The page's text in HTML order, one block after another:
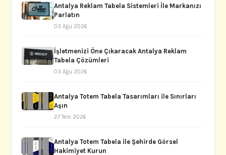
Antalya Reklam Tabela Sistemleri İle Markanızı
Parlatın
03 Ağu 2026
İşletmenizi Öne Çıkaracak Antalya Reklam
Tabela Çözümleri
03 Ağu 2026
Antalya Totem Tabela Tasarımları ile Sınırları
Aşın
27 Tem 2026
Antalya Totem Tabela ile Şehirde Görsel
Hakimiyet Kurun